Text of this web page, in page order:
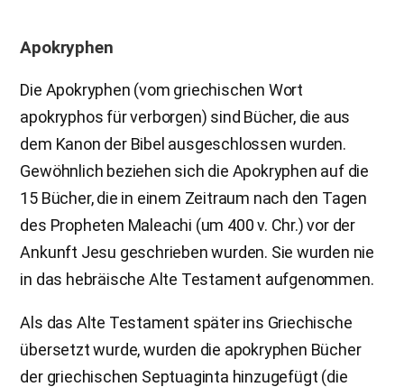
Apokryphen
Die Apokryphen (vom griechischen Wort
apokryphos für verborgen) sind Bücher, die aus
dem Kanon der Bibel ausgeschlossen wurden.
Gewöhnlich beziehen sich die Apokryphen auf die
15 Bücher, die in einem Zeitraum nach den Tagen
des Propheten Maleachi (um 400 v. Chr.) vor der
Ankunft Jesu geschrieben wurden. Sie wurden nie
in das hebräische Alte Testament aufgenommen.
Als das Alte Testament später ins Griechische
übersetzt wurde, wurden die apokryphen Bücher
der griechischen Septuaginta hinzugefügt (die